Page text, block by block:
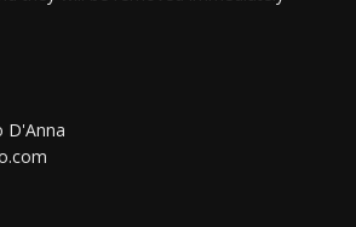
D'Anna